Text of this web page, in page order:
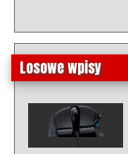
Losowe wpisy